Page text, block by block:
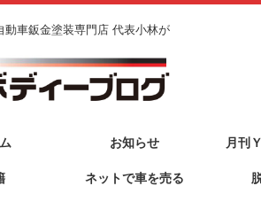
動車鈑金塗装専門店 代表小林が
お知らせ 月刊
ネットで車を売る